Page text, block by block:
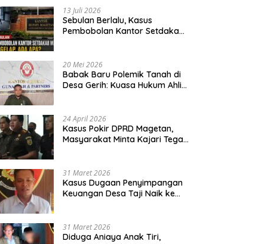
13 Juli 2026
Sebulan Berlalu, Kasus
Pembobolan Kantor Setdakab
20 Mei 2026
Babak Baru Polemik Tanah di
Desa Gerih: Kuasa Hukum Ahli
24 April 2026
Kasus Pokir DPRD Magetan,
Masyarakat Minta Kajari Tegak
31 Maret 2026
Kasus Dugaan Penyimpangan
Keuangan Desa Taji Naik ke
31 Maret 2026
Diduga Aniaya Anak Tiri,